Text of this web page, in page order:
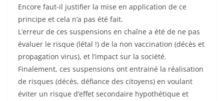
Encore faut-il justifier la mise en application de ce
principe et cela n’a pas été fait.
L’erreur de ces suspensions en chaîne a été de ne pas
évaluer le risque (létal !) de la non vaccination (décès et
propagation virus), et l’impact sur la société.
Finalement, ces suspensions ont entrainé la réalisation
de risques (décès, défiance des citoyens) en voulant
éviter un risque d’effet secondaire hypothétique et